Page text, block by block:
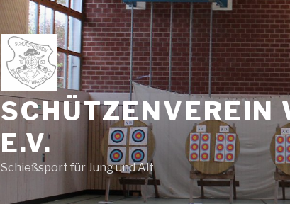
SCHÜTZENVEREIN
E.V.
Schießsport für Jung und Alt